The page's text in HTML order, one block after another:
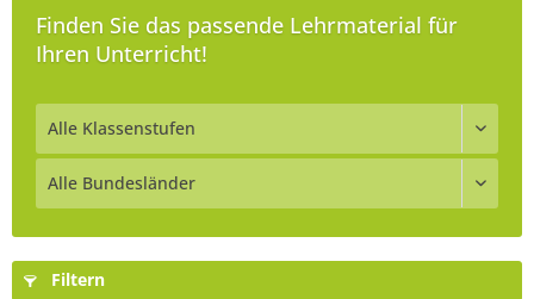
Finden Sie das passende Lehrmaterial für
Ihren Unterricht!
Filtern